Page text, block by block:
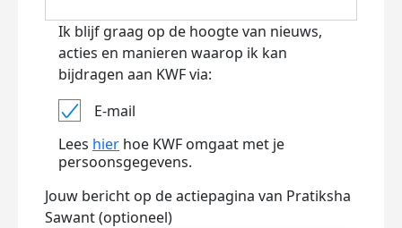
Ik blijf graag op de hoogte van nieuws,
acties en manieren waarop ik kan
bijdragen aan KWF via:
E-mail
Lees hier hoe KWF omgaat met je
persoonsgegevens.
Jouw bericht op de actiepagina van Pratiksha
Sawant (optioneel)